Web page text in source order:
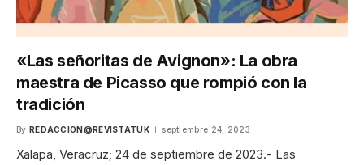
«Las señoritas de Avignon»: La obra
maestra de Picasso que rompió con la
tradición
By REDACCION@REVISTATUK septiembre 24, 2023
Xalapa, Veracruz; 24 de septiembre de 2023.- Las